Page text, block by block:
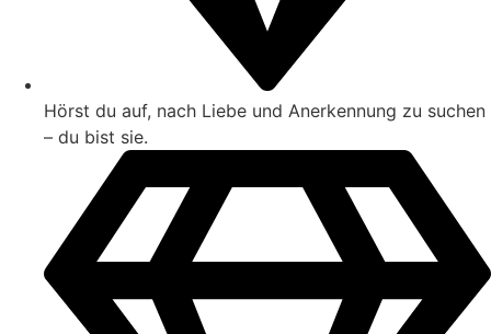
Hörst du auf, nach Liebe und Anerkennung zu suchen
– du bist sie.